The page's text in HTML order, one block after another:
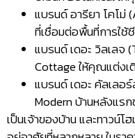
แบรนด์ อารียา โคโม่
ที่เชื่อมต่อพื้นที่การใช้
แบรนด์ เดอะ วิลเลจ
Cottage ให้คุณแต่งเ
แบรนด์ เดอะ คัลเลอ
Modern บ้านหลังแร
เป็นเจ้าของบ้าน และทาวน์